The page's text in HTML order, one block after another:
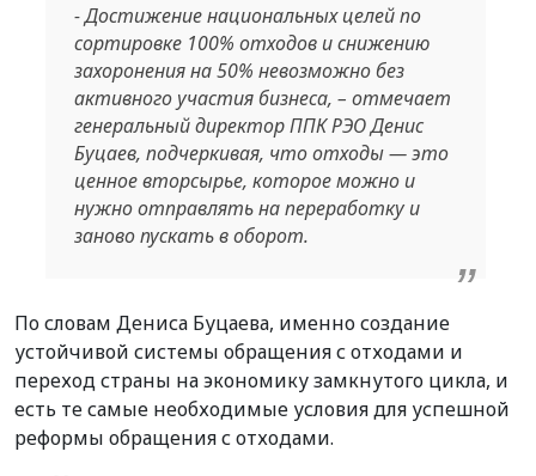
- Достижение национальных целей по
сортировке 100% отходов и снижению
захоронения на 50% невозможно без
активного участия бизнеса, – отмечает
генеральный директор ППК РЭО Денис
Буцаев, подчеркивая, что отходы — это
ценное вторсырье, которое можно и
нужно отправлять на переработку и
заново пускать в оборот.
По словам Дениса Буцаева, именно создание
устойчивой системы обращения с отходами и
переход страны на экономику замкнутого цикла, и
есть те самые необходимые условия для успешной
реформы обращения с отходами.